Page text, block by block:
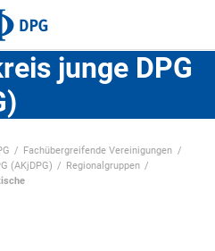
junge DPG
Fachübergreifende Vereinigungen
(AKjDPG)
Regionalgruppen